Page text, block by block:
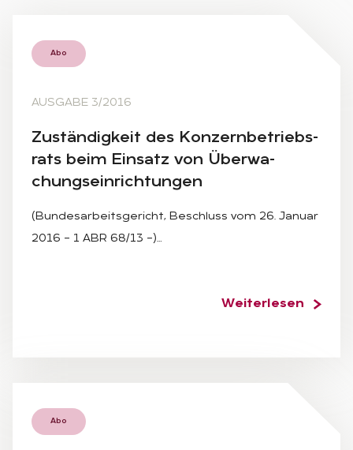
Abo
AUSGABE 3/2016
Zu­stän­dig­keit des Kon­zern­be­triebs­
rats beim Ein­satz von Über­wa­
chungs­ein­rich­tun­gen
(Bundesarbeitsgericht, Beschluss vom 26. Januar
2016 – 1 ABR 68/13 –)…
Weiterlesen
Abo